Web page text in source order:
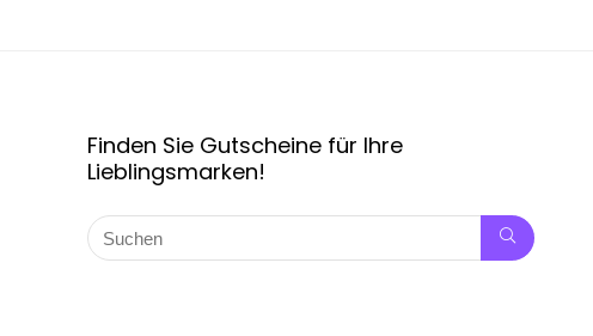
Finden Sie Gutscheine für Ihre
Lieblingsmarken!